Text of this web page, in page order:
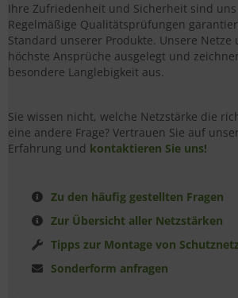
Ihre Zufriedenheit und Sicherheit sind
Regelmäßige Qualitätsprüfungen
Standard unserer Produkte. Unsere Netze
höchste Ansprüche ausgelegt und
besondere Langlebigkeit aus.
Sie wissen nicht, welche Netzstärke die
eine andere Frage? Vertrauen Sie auf
Erfahrung und kontaktieren Sie uns!
Zu den häufig gestellten Fragen
Zur Übersicht aller Netzstärken
Tipps zur Montage von
Sonderform anfragen